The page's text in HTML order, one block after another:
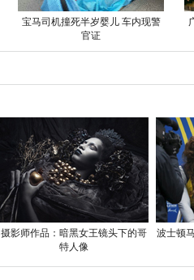
宝马司机撞死半岁婴儿 车内现警
官证
摄影师作品：暗黑女王镜头下的哥
特人像
波士顿